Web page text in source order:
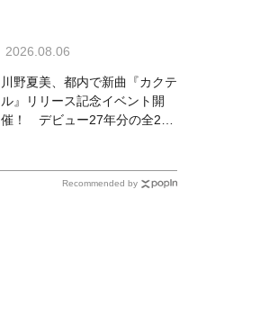
出演者・曲目情報
2026.08.06
川野夏美、都内で新曲『カクテ
ル』リリース記念イベント開
催！ デビュー27年分の全280
Recommended by